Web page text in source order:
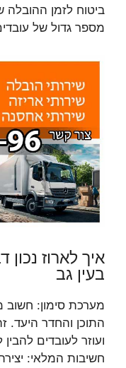
ביטוח לזמן ההובלה
מספר גדול של
איך לארוז
בעין גב
מערכת סימון: חשוב
התוכן והחדר
ועוזר לעובדים
חשיבות המלאי: